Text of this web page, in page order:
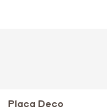
Placa Deco